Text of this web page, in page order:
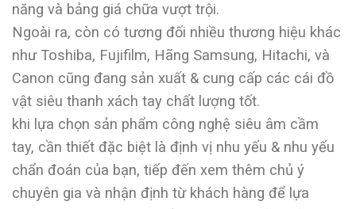
năng và bảng giá chữa vượt trội.
Ngoài ra, còn có tương đối nhiều thương hiệu khác
như Toshiba, Fujifilm, Hãng Samsung, Hitachi, và
Canon cũng đang sản xuất & cung cấp các cái đồ
vật siêu thanh xách tay chất lượng tốt.
khi lựa chọn sản phẩm công nghệ siêu âm cầm
tay, cần thiết đặc biệt là định vị nhu yếu & nhu yếu
chẩn đoán của bạn, tiếp đến xem thêm chủ ý
chuyên gia và nhận định từ khách hàng để lựa